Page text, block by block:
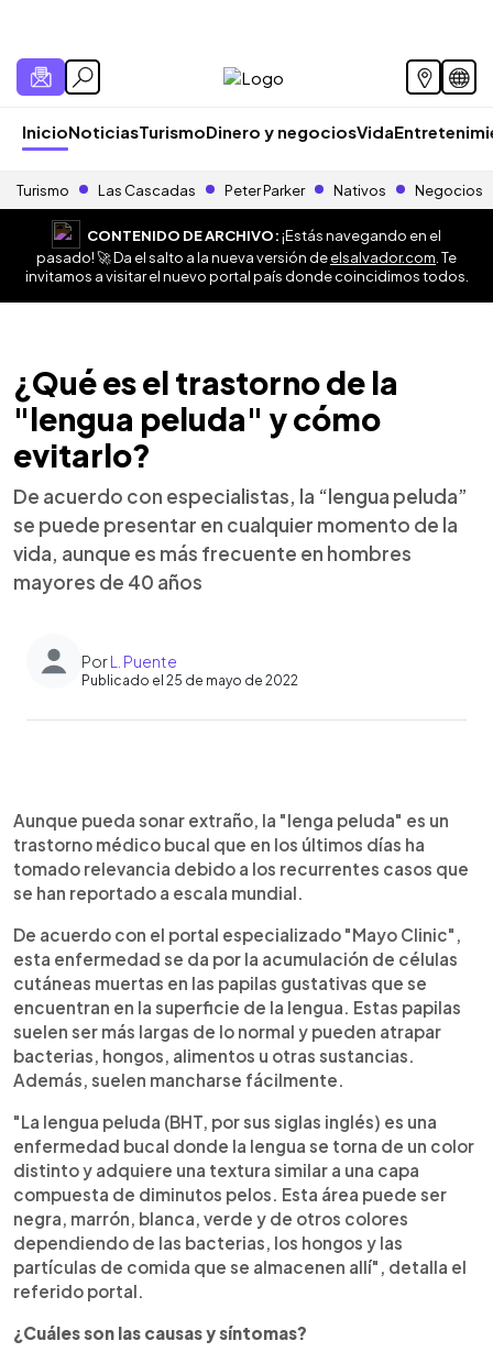
InicioNoticiasTurismoDinero y negociosVida
Turismo Las Cascadas Peter Parker Nativos Negocios
CONTENIDO DE ARCHIVO:¡Estás navegando en el
pasado! 🚀 Da el salto a la nueva versión deelsalvador.com . Te
invitamos a visitar el nuevo portal país donde coincidimos todos.
¿Qué es el trastorno de la
"lengua peluda" y cómo
evitarlo?
De acuerdo con especialistas, la “lengua peluda”
se puede presentar en cualquier momento de la
vida, aunque es más frecuente en hombres
mayores de 40 años
PorL. Puente
Publicado el 25 de mayo de 2022
Escuchar artículo
Aunque pueda sonar extraño, la "lenga peluda" es un
trastorno médico bucal que en los últimos días ha
tomado relevancia debido a los recurrentes casos que
se han reportado a escala mundial.
De acuerdo con el portal especializado "Mayo Clinic",
esta enfermedad se da por la acumulación de células
cutáneas muertas en las papilas gustativas que se
encuentran en la superficie de la lengua. Estas papilas
suelen ser más largas de lo normal y pueden atrapar
bacterias, hongos, alimentos u otras sustancias.
Además, suelen mancharse fácilmente.
"La lengua peluda (BHT, por sus siglas inglés) es una
enfermedad bucal donde la lengua se torna de un color
distinto y adquiere una textura similar a una capa
compuesta de diminutos pelos. Esta área puede ser
negra, marrón, blanca, verde y de otros colores
dependiendo de las bacterias, los hongos y las
partículas de comida que se almacenen allí", detalla el
referido portal.
¿Cuáles son las causas y síntomas?